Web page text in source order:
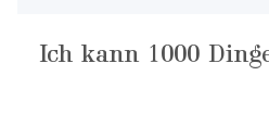
Ich kann 1000